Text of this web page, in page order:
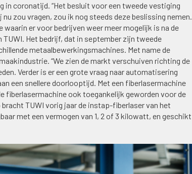
in coronatijd. “Het besluit voor een tweede vestiging
zou vragen, zou ik nog steeds deze beslissing nemen.
er voor bedrijven weer meer mogelijk is na de
TUWI. Het bedrijf, dat in september zijn tweede
metaalbewerkingsmachines. Met name de
“We zien de markt verschuiven richting de
Verder is er een grote vraag naar automatisering
een snellere doorlooptijd. Met een fiberlasermachine
fiberlasermachine ook toegankelijk geworden voor de
TUWI vorig jaar de instap-fiberlaser van het
met een vermogen van 1, 2 of 3 kilowatt, en geschikt